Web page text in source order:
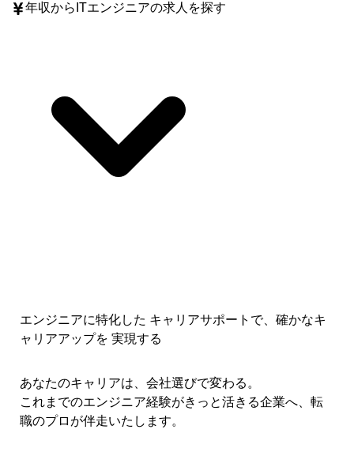
年収からITエンジニアの求人を探す
エンジニアに特化した キャリアサポートで、 確かなキ
ャリアアップを 実現する
あなたのキャリアは、会社選びで変わる。
これまでのエンジニア経験がきっと活きる企業へ、転
職のプロが伴走いたします。